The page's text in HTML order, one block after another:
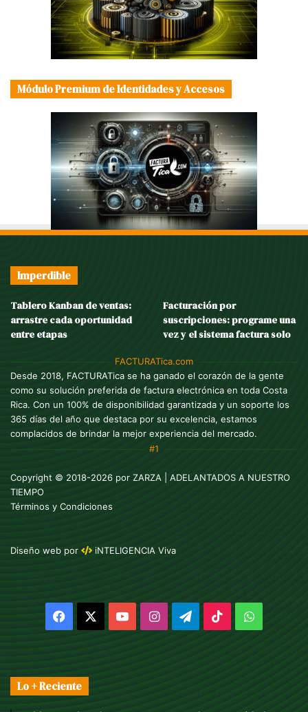
Módulo Premium de Identidades y Accesos
Imperdible
Tablero Kanban de ventas:
arrastre cada oportunidad
entre etapas
Facturación por
suscripciones: programe una
vez y el sistema factura solo
FACTURATica.com
Desde 2018, FACTURATica se ha ganado el corazón de la gente
como su solución preferida de factura electrónica en toda Costa
Rica. Con un 100% de disponibilidad garantizada y un soporte los
365 días del año que destaca por su excelencia, estamos
complacidos de brindar la mejor experiencia del mercado.
#1
Copyright © 2018-2026 por ZARZA | ADELANTADOS A NUESTRO
TIEMPO
Términos y Condiciones
Diseño web por iNTELIGENCIA Viva
Facebook YouTubeInstagramTelegram
TikTok
Lo + Reciente